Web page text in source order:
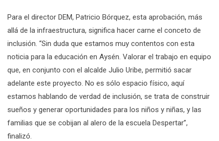
Para el director DEM, Patricio Bórquez, esta aprobación, más
allá de la infraestructura, significa hacer carne el conceto de
inclusión. “Sin duda que estamos muy contentos con esta
noticia para la educación en Aysén. Valorar el trabajo en equipo
que, en conjunto con el alcalde Julio Uribe, permitió sacar
adelante este proyecto. No es sólo espacio físico, aquí
estamos hablando de verdad de inclusión, se trata de construir
sueños y generar oportunidades para los niños y niñas, y las
familias que se cobijan al alero de la escuela Despertar”,
finalizó.